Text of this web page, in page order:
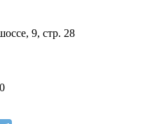
9, стр. 28